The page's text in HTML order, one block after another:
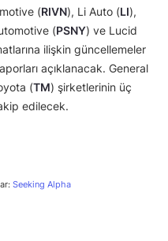
(RIVN), Li Auto (LI),
(PSNY) ve Lucid
ilişkin güncellemeler
açıklanacak. General
(TM) şirketlerinin üç
edilecek.
Seeking Alpha